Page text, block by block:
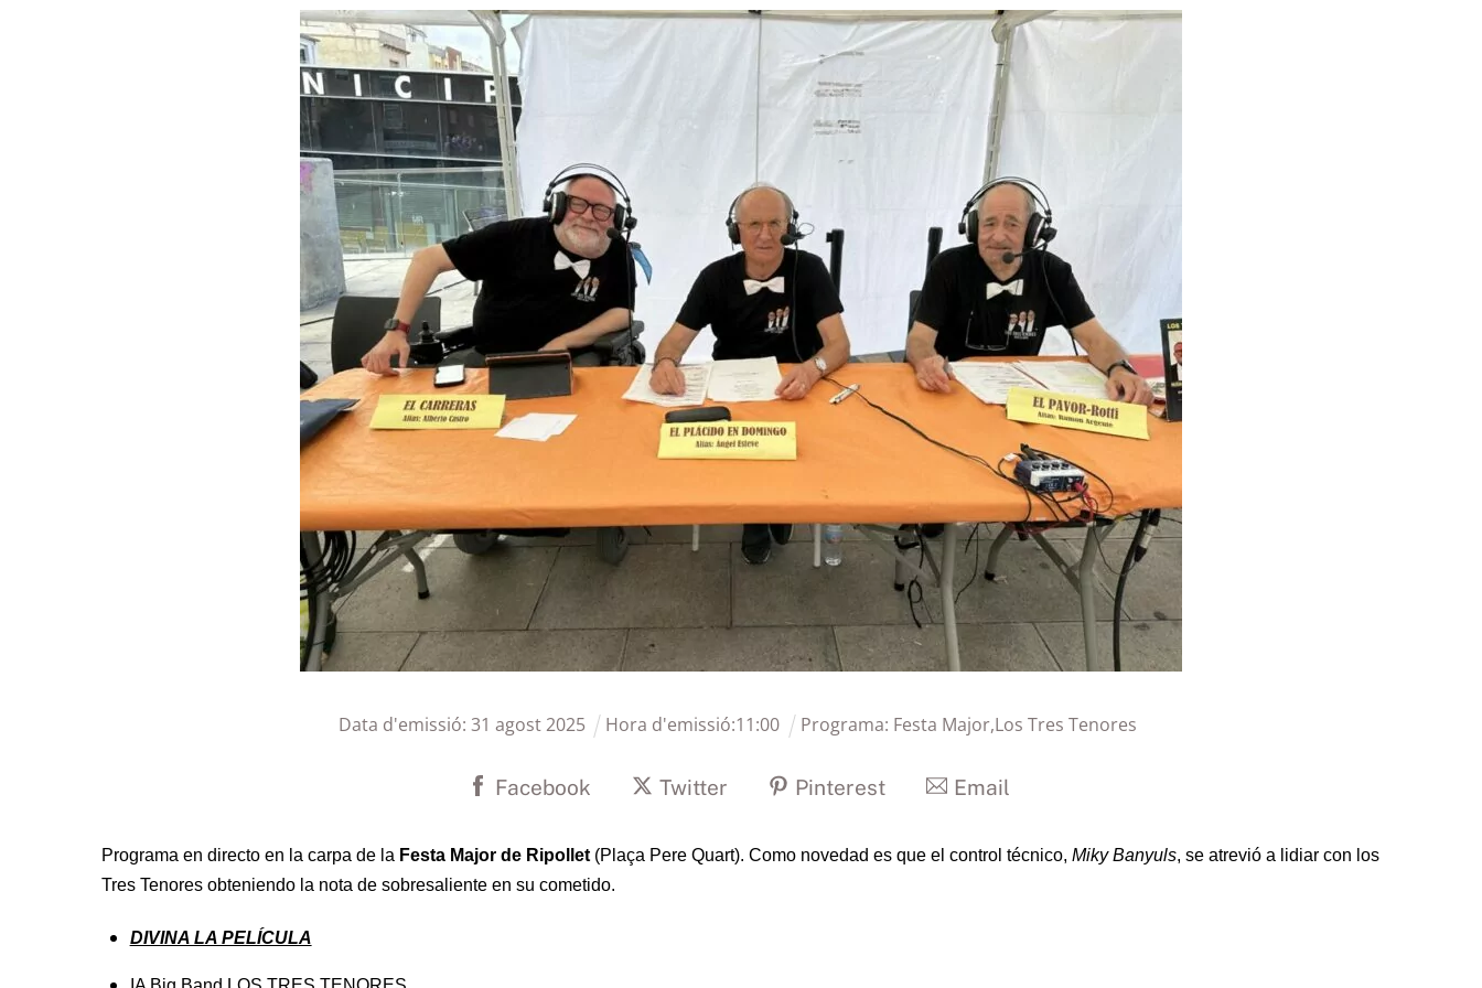
Data d'emissió: 31 agost 2025 Hora d'emissió:11:00 Programa: Festa Major,Los Tres Tenores
Facebook Twitter Pinterest Email
Programa en directo en la carpa de la Festa Major de Ripollet (Plaça Pere Quart). Como novedad es que el control técnico, Miky Banyuls, se atrevió a lidiar con los
Tres Tenores obteniendo la nota de sobresaliente en su cometido.
DIVINA LA PELÍCULA